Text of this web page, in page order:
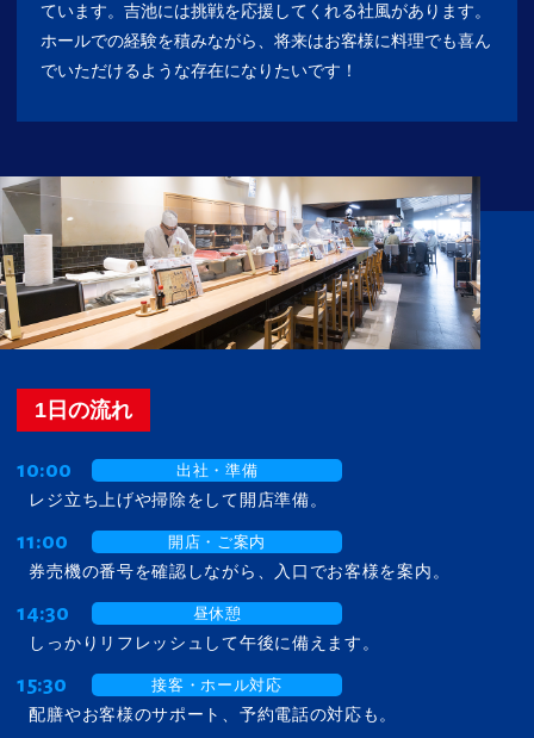
ています。吉池には挑戦を応援してくれる社風があります。
ホールでの経験を積みながら、将来はお客様に料理でも喜ん
でいただけるような存在になりたいです！
1日の流れ
10:00 出社・準備
レジ立ち上げや掃除をして開店準備。
11:00 開店・ご案内
券売機の番号を確認しながら、入口でお客様を案内。
14:30 昼休憩
しっかりリフレッシュして午後に備えます。
15:30 接客・ホール対応
配膳やお客様のサポート、予約電話の対応も。